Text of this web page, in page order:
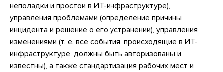
неполадки и простои в ИТ-инфраструктуре),
управления проблемами (определение причины
инцидента и решение о его устранении), управления
изменениями (т. е. все события, происходящие в ИТ-
инфраструктуре, должны быть авторизованы и
известны), а также стандартизация рабочих мест и